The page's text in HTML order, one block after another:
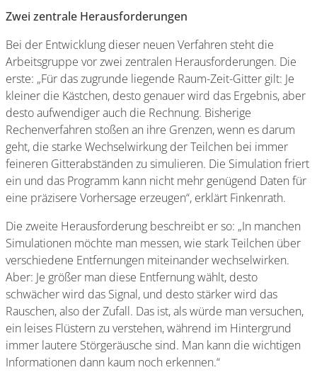
Zwei zentrale Herausforderungen
Bei der Entwicklung dieser neuen Verfahren steht die
Arbeitsgruppe vor zwei zentralen Herausforderungen. Die
erste: „Für das zugrunde liegende Raum-Zeit-Gitter gilt: Je
kleiner die Kästchen, desto genauer wird das Ergebnis, aber
desto aufwendiger auch die Rechnung. Bisherige
Rechenverfahren stoßen an ihre Grenzen, wenn es darum
geht, die starke Wechselwirkung der Teilchen bei immer
feineren Gitterabständen zu simulieren. Die Simulation friert
ein und das Programm kann nicht mehr genügend Daten für
eine präzisere Vorhersage erzeugen“, erklärt Finkenrath.
Die zweite Herausforderung beschreibt er so: „In manchen
Simulationen möchte man messen, wie stark Teilchen über
verschiedene Entfernungen miteinander wechselwirken.
Aber: Je größer man diese Entfernung wählt, desto
schwächer wird das Signal, und desto stärker wird das
Rauschen, also der Zufall. Das ist, als würde man versuchen,
ein leises Flüstern zu verstehen, während im Hintergrund
immer lautere Störgeräusche sind. Man kann die wichtigen
Informationen dann kaum noch erkennen.“